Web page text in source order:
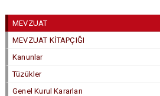
MEVZUAT
MEVZUAT KİTAPÇIĞI
Kanunlar
Tüzükler
Genel Kurul Kararları